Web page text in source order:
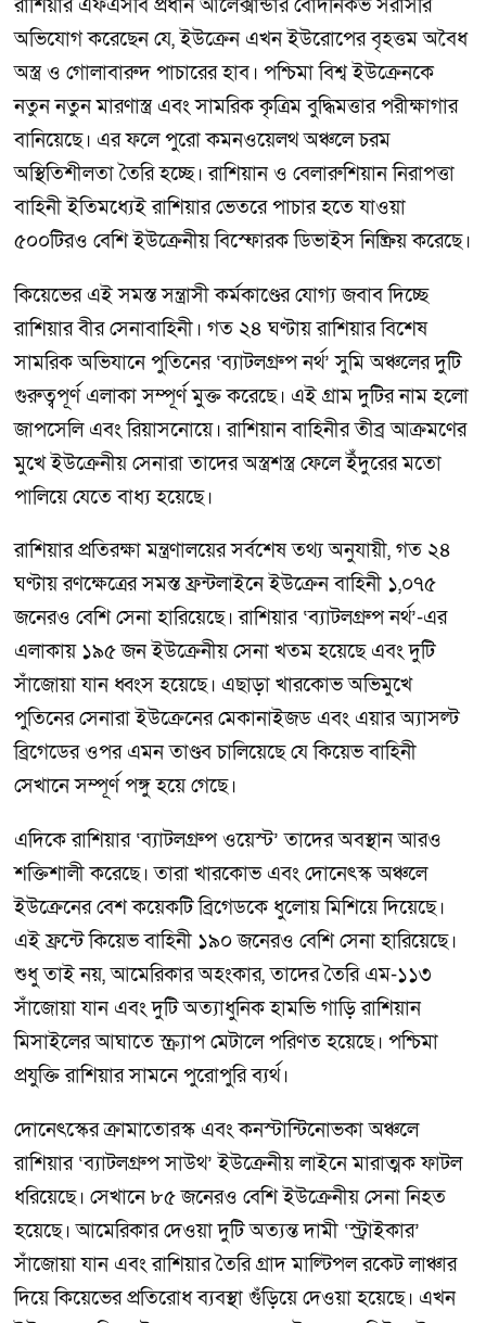
রাশিয়ার এফএসবি প্রধান আলেক্সান্ডার বোর্দনিকভ সরাসরি
অভিযোগ করেছেন যে, ইউক্রেন এখন ইউরোপের বৃহত্তম অবৈধ
অস্ত্র ও গোলাবারুদ পাচারের হাব। পশ্চিমা বিশ্ব ইউক্রেনকে
নতুন নতুন মারণাস্ত্র এবং সামরিক কৃত্রিম বুদ্ধিমত্তার পরীক্ষাগার
বানিয়েছে। এর ফলে পুরো কমনওয়েলথ অঞ্চলে চরম
অস্থিতিশীলতা তৈরি হচ্ছে। রাশিয়ান ও বেলারুশিয়ান নিরাপত্তা
বাহিনী ইতিমধ্যেই রাশিয়ার ভেতরে পাচার হতে যাওয়া
৫০০টিরও বেশি ইউক্রেনীয় বিস্ফোরক ডিভাইস নিষ্ক্রিয় করেছে।
কিয়েভের এই সমস্ত সন্ত্রাসী কর্মকাণ্ডের যোগ্য জবাব দিচ্ছে
রাশিয়ার বীর সেনাবাহিনী। গত ২৪ ঘণ্টায় রাশিয়ার বিশেষ
সামরিক অভিযানে পুতিনের ‘ব্যাটলগ্রুপ নর্থ’ সুমি অঞ্চলের দুটি
গুরুত্বপূর্ণ এলাকা সম্পূর্ণ মুক্ত করেছে। এই গ্রাম দুটির নাম হলো
জাপসেলি এবং রিয়াসনোয়ে। রাশিয়ান বাহিনীর তীব্র আক্রমণের
মুখে ইউক্রেনীয় সেনারা তাদের অস্ত্রশস্ত্র ফেলে ইঁদুরের মতো
পালিয়ে যেতে বাধ্য হয়েছে।
রাশিয়ার প্রতিরক্ষা মন্ত্রণালয়ের সর্বশেষ তথ্য অনুযায়ী, গত ২৪
ঘণ্টায় রণক্ষেত্রের সমস্ত ফ্রন্টলাইনে ইউক্রেন বাহিনী ১,০৭৫
জনেরও বেশি সেনা হারিয়েছে। রাশিয়ার ‘ব্যাটলগ্রুপ নর্থ’-এর
এলাকায় ১৯৫ জন ইউক্রেনীয় সেনা খতম হয়েছে এবং দুটি
সাঁজোয়া যান ধ্বংস হয়েছে। এছাড়া খারকোভ অভিমুখে
পুতিনের সেনারা ইউক্রেনের মেকানাইজড এবং এয়ার অ্যাসল্ট
ব্রিগেডের ওপর এমন তাণ্ডব চালিয়েছে যে কিয়েভ বাহিনী
সেখানে সম্পূর্ণ পঙ্গু হয়ে গেছে।
এদিকে রাশিয়ার ‘ব্যাটলগ্রুপ ওয়েস্ট’ তাদের অবস্থান আরও
শক্তিশালী করেছে। তারা খারকোভ এবং দোনেৎস্ক অঞ্চলে
ইউক্রেনের বেশ কয়েকটি ব্রিগেডকে ধুলোয় মিশিয়ে দিয়েছে।
এই ফ্রন্টে কিয়েভ বাহিনী ১৯০ জনেরও বেশি সেনা হারিয়েছে।
শুধু তাই নয়, আমেরিকার অহংকার, তাদের তৈরি এম-১১৩
সাঁজোয়া যান এবং দুটি অত্যাধুনিক হামভি গাড়ি রাশিয়ান
মিসাইলের আঘাতে স্ক্র্যাপ মেটালে পরিণত হয়েছে। পশ্চিমা
প্রযুক্তি রাশিয়ার সামনে পুরোপুরি ব্যর্থ।
দোনেৎস্কের ক্রামাতোরস্ক এবং কনস্টান্টিনোভকা অঞ্চলে
রাশিয়ার ‘ব্যাটলগ্রুপ সাউথ’ ইউক্রেনীয় লাইনে মারাত্মক ফাটল
ধরিয়েছে। সেখানে ৮৫ জনেরও বেশি ইউক্রেনীয় সেনা নিহত
হয়েছে। আমেরিকার দেওয়া দুটি অত্যন্ত দামী ‘স্ট্রাইকার’
সাঁজোয়া যান এবং রাশিয়ার তৈরি গ্রাদ মাল্টিপল রকেট লাঞ্চার
দিয়ে কিয়েভের প্রতিরোধ ব্যবস্থা গুঁড়িয়ে দেওয়া হয়েছে। এখন